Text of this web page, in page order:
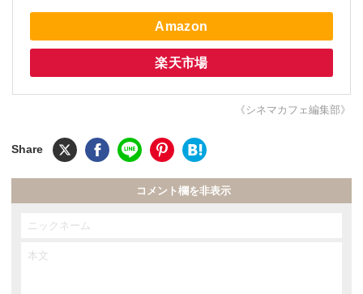
Amazon
楽天市場
《シネマカフェ編集部》
コメント欄を非表示